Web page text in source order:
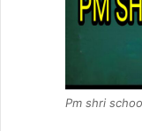
Pm shri